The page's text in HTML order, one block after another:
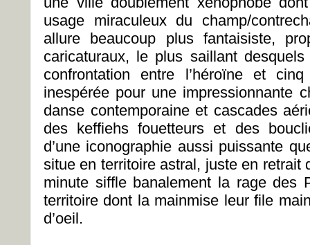
usage miraculeux du champ/
allure beaucoup plus fantaisiste,
caricaturaux, le plus saillant
confrontation entre l’héroïne et
inespérée pour une impressionnante
danse contemporaine et cascades
des keffiehs fouetteurs et des
d’une iconographie aussi puissante
situe en territoire astral, juste en retrait
minute siffle banalement la rage des
territoire dont la mainmise leur file
d’oeil.